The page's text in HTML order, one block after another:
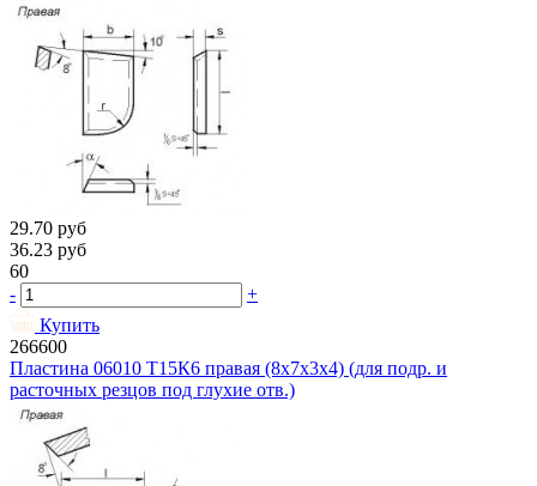
29.70 руб
36.23 руб
60
-
+
Купить
266600
Пластина 06010 Т15К6 правая (8х7х3х4) (для подр. и
расточных резцов под глухие отв.)